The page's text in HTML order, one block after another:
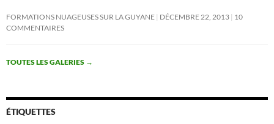
FORMATIONS NUAGEUSES SUR LA GUYANE DÉCEMBRE 22, 2013 10
COMMENTAIRES
TOUTES LES GALERIES →
ÉTIQUETTES